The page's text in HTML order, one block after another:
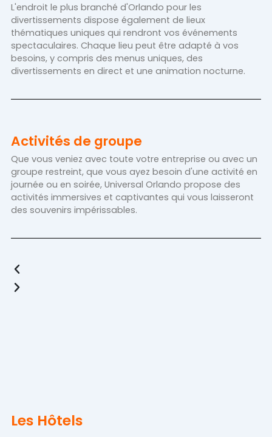
L'endroit le plus branché d'Orlando pour les
divertissements dispose également de lieux
thématiques uniques qui rendront vos événements
spectaculaires. Chaque lieu peut être adapté à vos
besoins, y compris des menus uniques, des
divertissements en direct et une animation nocturne.
Activités de groupe
Que vous veniez avec toute votre entreprise ou avec un
groupe restreint, que vous ayez besoin d'une activité en
journée ou en soirée, Universal Orlando propose des
activités immersives et captivantes qui vous laisseront
des souvenirs impérissables.
Les Hôtels